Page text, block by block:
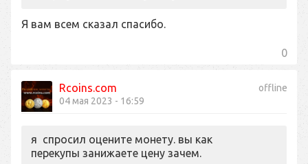
Я вам всем сказал спасибо.
0
offline
Rcoins.com
04 мая 2023 - 16:59
я спросил оцените монету. вы как
перекупы занижаете цену зачем.